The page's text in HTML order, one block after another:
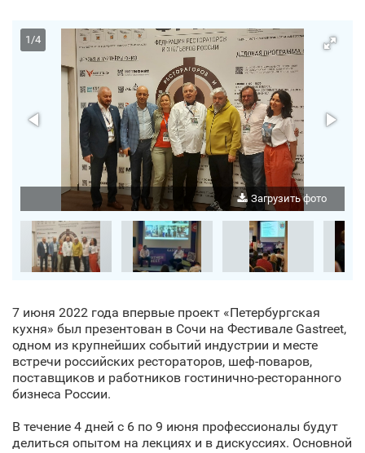
Загрузить фото
1/4
7 июня 2022 года впервые проект «Петербургская
кухня» был презентован в Сочи на Фестивале Gastreet,
одном из крупнейших событий индустрии и месте
встречи российских рестораторов, шеф-поваров,
поставщиков и работников гостинично-ресторанного
бизнеса России.
В течение 4 дней с 6 по 9 июня профессионалы будут
делиться опытом на лекциях и в дискуссиях. Основной